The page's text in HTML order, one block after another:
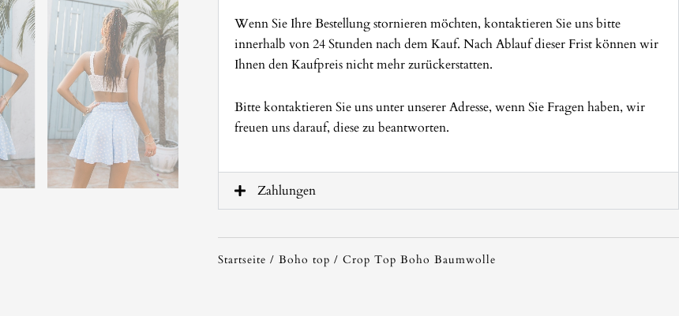
Wenn Sie Ihre Bestellung stornieren möchten, kontaktieren Sie uns bitte
innerhalb von 24 Stunden nach dem Kauf. Nach Ablauf dieser Frist können wir
Ihnen den Kaufpreis nicht mehr zurückerstatten.
Bitte kontaktieren Sie uns unter unserer Adresse, wenn Sie Fragen haben, wir
freuen uns darauf, diese zu beantworten.
Zahlungen
Startseite / Boho top / Crop Top Boho Baumwolle